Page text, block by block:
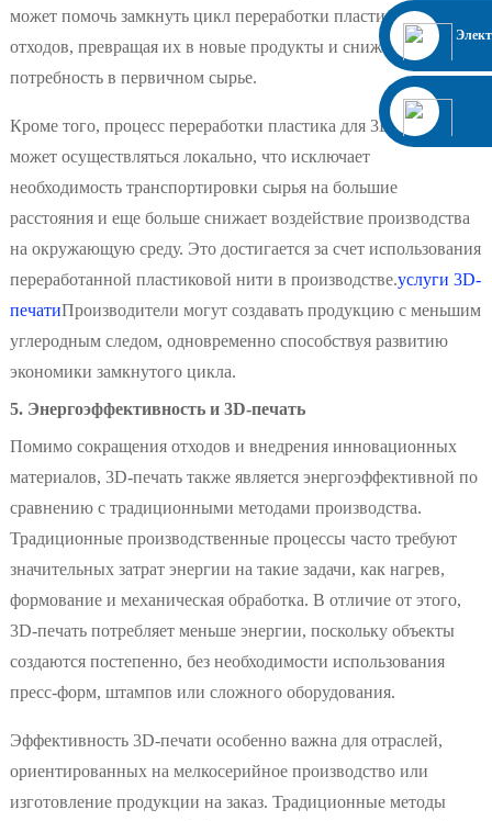
может помочь замкнуть цикл переработки пластиковых
отходов, превращая их в новые продукты и снижая
потребность в первичном сырье.
Кроме того, процесс переработки пластика для 3D-печати
может осуществляться локально, что исключает
необходимость транспортировки сырья на большие
расстояния и еще больше снижает воздействие производства
на окружающую среду. Это достигается за счет использования
переработанной пластиковой нити в производстве.услуги 3D-
печатиПроизводители могут создавать продукцию с меньшим
углеродным следом, одновременно способствуя развитию
экономики замкнутого цикла.
5. Энергоэффективность и 3D-печать
Помимо сокращения отходов и внедрения инновационных
материалов, 3D-печать также является энергоэффективной по
сравнению с традиционными методами производства.
Традиционные производственные процессы часто требуют
значительных затрат энергии на такие задачи, как нагрев,
формование и механическая обработка. В отличие от этого,
3D-печать потребляет меньше энергии, поскольку объекты
создаются постепенно, без необходимости использования
пресс-форм, штампов или сложного оборудования.
Эффективность 3D-печати особенно важна для отраслей,
ориентированных на мелкосерийное производство или
изготовление продукции на заказ. Традиционные методы